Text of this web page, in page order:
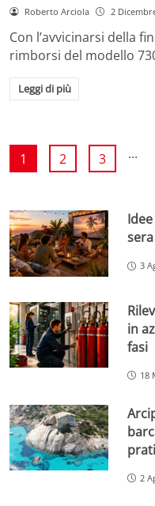
Roberto Arciola 2
Con l’avvicinarsi della
rimborsi del modello
Leggi di più
1 2 3 ...
sera
3
in
fasi
18
2